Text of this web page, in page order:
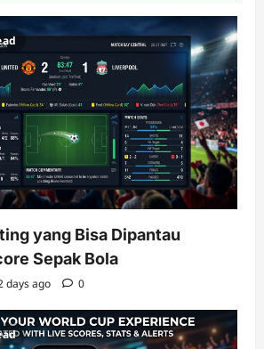
yang Bisa Dipantau
Sepak Bola
days ago 0